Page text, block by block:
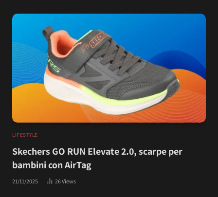
LIFESTYLE
Skechers GO RUN Elevate 2.0, scarpe per
bambini con AirTag
21/11/2025 26Views